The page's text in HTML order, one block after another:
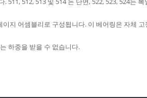
지 어셈블리로 구성됩니다. 이 베어링은 자체
하중을 받을 수 없습니다.